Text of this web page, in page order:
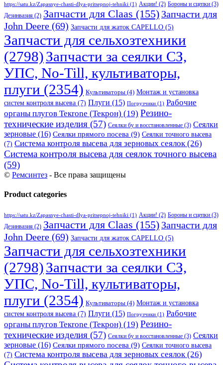
https://satu.kz/Zapasnye-chasti-dlya-pritsepnoj-tehniki (1) Акции! (2) Бороны и сцепки (3)
Дезинвазия (2) Запчасти для Claas (155) Запчасти для
John Deere (69) Запчасти для жаток CAPELLO (5)
Запчасти для сельхозтехники
(2798)Запчасти за сеялки СЗ,
УПС, No-Till, культиваторы,
плуги (2354) Культиваторы (4) Монтаж и установка
систем контроля высева (7) Плуги (15) Погрузчики (1) Рабочие
органы плугов Текrоne (Текрон) (19) Резино-
технические изделия (57) Сеялки бу и восстановленные (3) Сеялки
зерновые (16) Сеялки прямого посева (9) Сеялки точного высева
(7) Система контроля высева для зерновых сеялок(26)
Система контроля высева для сеялок точного высева
(59)
© Ремсинтез - Все права защищены
Product categories
https://satu.kz/Zapasnye-chasti-dlya-pritsepnoj-tehniki (1) Акции! (2) Бороны и сцепки (3)
Дезинвазия (2) Запчасти для Claas (155) Запчасти для
John Deere (69) Запчасти для жаток CAPELLO (5)
Запчасти для сельхозтехники
(2798)Запчасти за сеялки СЗ,
УПС, No-Till, культиваторы,
плуги (2354) Культиваторы (4) Монтаж и установка
систем контроля высева (7) Плуги (15) Погрузчики (1) Рабочие
органы плугов Текrоne (Текрон) (19) Резино-
технические изделия (57) Сеялки бу и восстановленные (3) Сеялки
зерновые (16) Сеялки прямого посева (9) Сеялки точного высева
(7) Система контроля высева для зерновых сеялок (26)